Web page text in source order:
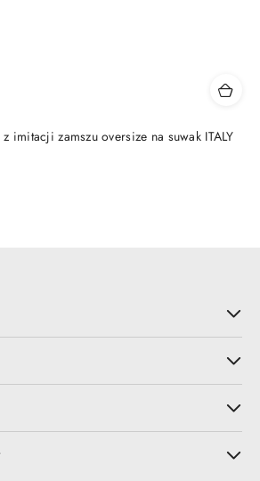
imitacji zamszu oversize na suwak ITALY